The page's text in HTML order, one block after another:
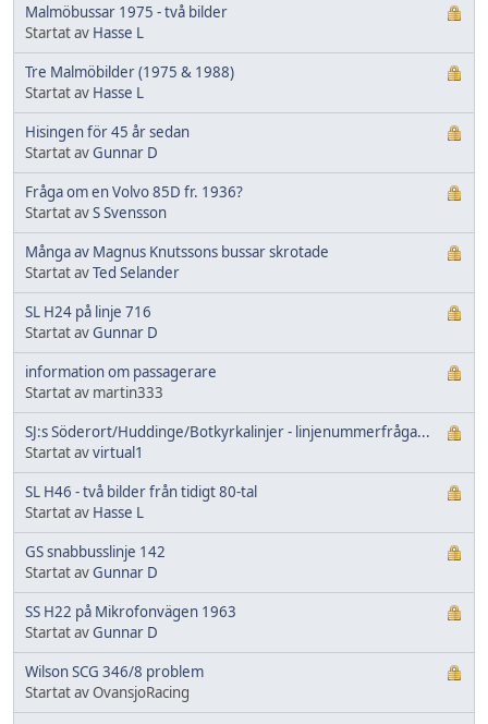
Malmöbussar 1975 - två bilder
Startat av Hasse L
Tre Malmöbilder (1975 & 1988)
Startat av Hasse L
Hisingen för 45 år sedan
Startat avGunnar D
Fråga om en Volvo 85D fr. 1936?
Startat avS Svensson
Många av Magnus Knutssons bussar skrotade
Startat avTed Selander
SL H24 på linje 716
Startat avGunnar D
information om passagerare
Startat av martin333
SJ:s Söderort/Huddinge/Botkyrkalinjer - linjenummerfråga...
Startat avvirtual1
SL H46 - två bilder från tidigt 80-tal
Startat av Hasse L
GS snabbusslinje 142
Startat avGunnar D
SS H22 på Mikrofonvägen 1963
Startat avGunnar D
Wilson SCG 346/8 problem
Startat av OvansjoRacing